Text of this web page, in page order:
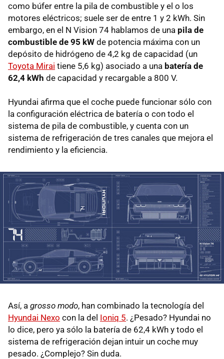
como búfer entre la pila de combustible y el o los
motores eléctricos; suele ser de entre 1 y 2 kWh. Sin
embargo, en el N Vision 74 hablamos de una pila de
combustible de 95 kW de potencia máxima con un
depósito de hidrógeno de 4,2 kg de capacidad (un
Toyota Mirai tiene 5,6 kg) asociado a una batería de
62,4 kWh de capacidad y recargable a 800 V.
Hyundai afirma que el coche puede funcionar sólo con
la configuración eléctrica de batería o con todo el
sistema de pila de combustible, y cuenta con un
sistema de refrigeración de tres canales que mejora el
rendimiento y la eficiencia.
Así, a grosso modo, han combinado la tecnología del
Hyundai Nexo con la del Ioniq 5. ¿Pesado? Hyundai no
lo dice, pero ya sólo la batería de 62,4 kWh y todo el
sistema de refrigeración dejan intuir un coche muy
pesado. ¿Complejo? Sin duda.